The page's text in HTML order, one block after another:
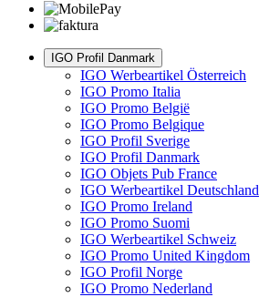
IGO Profil Danmark
IGO Werbeartikel Österreich
IGO Promo Italia
IGO Promo België
IGO Promo Belgique
IGO Profil Sverige
IGO Profil Danmark
IGO Objets Pub France
IGO Werbeartikel Deutschland
IGO Promo Ireland
IGO Promo Suomi
IGO Werbeartikel Schweiz
IGO Promo United Kingdom
IGO Profil Norge
IGO Promo Nederland